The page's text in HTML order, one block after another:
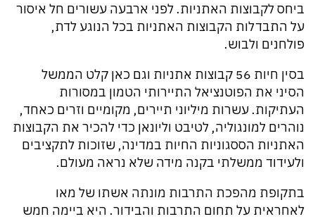
ביחס לקבוצות האתניות. לפני ארבעה עשורים חל איסור
על התבדלות הקבוצות האתניות בכל הנוגע לדת,
פולחנים ולבוש.
בסין חיות 56 קבוצות אתניות וגם כאן קלט הממשל
הסיני את הפוטנציאל התיירותי הטמון במסורות
העתיקות. עשרות מיליוני תיירים, מקומיים וזרים כאחד,
נוהרים למונגוליה, לטיבט וליונאן כדי להכיר את הקבוצות
האתניות הססגוניות החיות במדינה, שזוכות לתקציבים
ולעידוד ממשלתי בקנה מידה שלא נראה מעולם.
בתקופת מהפכת התרבות מונתה אשתו של מאו
לאחראית על תחום התרבות והבידור. היא ביימה חמש